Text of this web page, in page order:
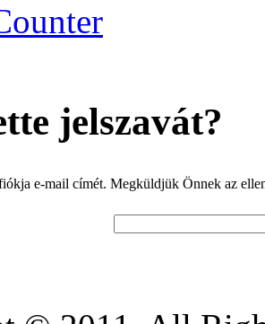
jelszavát?
e-mail címét. Megküldjük Önnek az